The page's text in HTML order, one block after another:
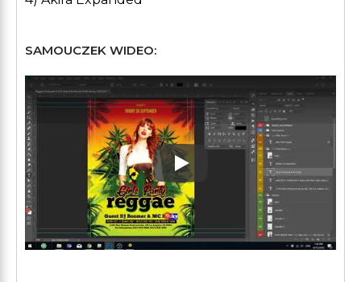
SAMOUCZEK WIDEO:
Play: Keynote (Google I/O